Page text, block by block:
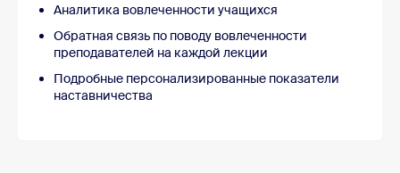
Аналитика вовлеченности учащихся
Обратная связь по поводу вовлеченности
преподавателей на каждой лекции
Подробные персонализированные показатели
наставничества